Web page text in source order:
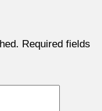
Required fields